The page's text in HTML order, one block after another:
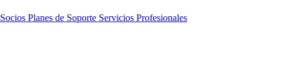
Socios Planes de Soporte Servicios Profesionales